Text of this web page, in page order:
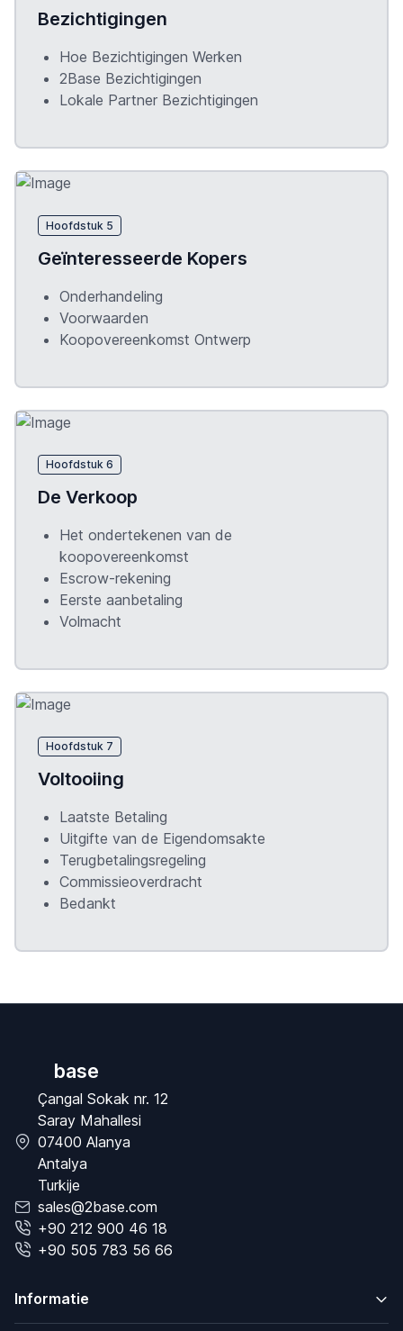
Bezichtigingen
Hoe Bezichtigingen Werken
2Base Bezichtigingen
Lokale Partner Bezichtigingen
Hoofdstuk 5
Geïnteresseerde Kopers
Onderhandeling
Voorwaarden
Koopovereenkomst Ontwerp
Hoofdstuk 6
De Verkoop
Het ondertekenen van de
koopovereenkomst
Escrow-rekening
Eerste aanbetaling
Volmacht
Hoofdstuk 7
Voltooiing
Laatste Betaling
Uitgifte van de Eigendomsakte
Terugbetalingsregeling
Commissieoverdracht
Bedankt
base
Çangal Sokak nr. 12
Saray Mahallesi
07400 Alanya
Antalya
Turkije
sales@2base.com
+90 212 900 46 18
+90 505 783 56 66
Informatie